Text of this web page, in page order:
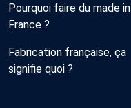
Pourquoi faire du made in
France ?
Fabrication française, ça
signifie quoi ?